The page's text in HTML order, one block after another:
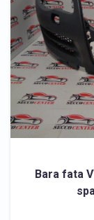
Bara fata